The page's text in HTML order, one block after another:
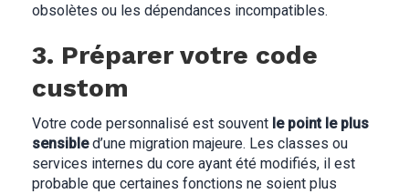
obsolètes ou les dépendances incompatibles.
3. Préparer votre code
custom
Votre code personnalisé est souvent le point le plus
sensibled’une migration majeure. Les classes ou
services internes du core ayant été modifiés, il est
probable que certaines fonctions ne soient plus